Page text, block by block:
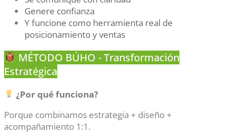
Genere confianza
Y funcione como herramienta real de
posicionamiento y ventas
MÉTODO BÚHO - Transformación
Estratégica
¿Por qué funciona?
Porque combinamos estrategia + diseño +
acompañamiento 1:1.